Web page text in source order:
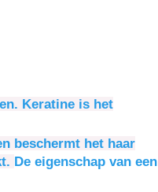
Keratine is het
beschermt het haar
De eigenschap van een